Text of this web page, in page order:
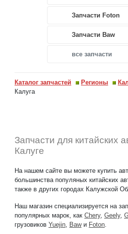
Запчасти Foton
Запчасти Baw
все запчасти
Каталог запчастей Регионы
Калуга
Запчасти для китайских
Калуге
На нашем сайте вы можете купить
большинства популяных китайских
также в других городах Калужской
Наш магазин специализируется на
популярных марок, как Chery, Geely,
грузовиков Yuejin, Bawи Foton.